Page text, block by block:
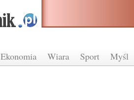
Ekonomia Wiara Sport Myśl